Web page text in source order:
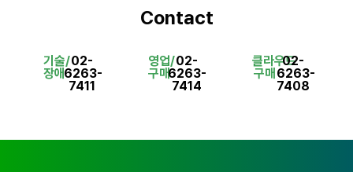
Contact
기술/
장애
02-
6263-
7411
영업/
구매
02-
6263-
7414
클라우드
구매
02-
6263-
7408